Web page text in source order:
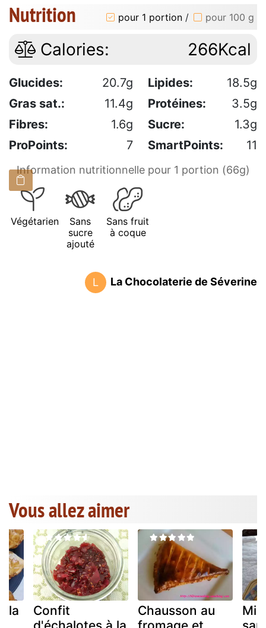
Nutrition pour 1 portion / pour 100 g
Calories: 266Kcal
Glucides: 20.7g Lipides:
18.5g
Gras sat.:
11.4g Protéines:
3.5g
Fibres:
1.6g Sucre:
1.3g
ProPoints:
7 SmartPoints: 11
Information nutritionnelle pour 1 portion (66g)
Végétarien
Sans
sucre
ajouté
Sans fruit
à coque
L La Chocolaterie de Séverine
Vous allez aimer
la
Confit
Chausson au